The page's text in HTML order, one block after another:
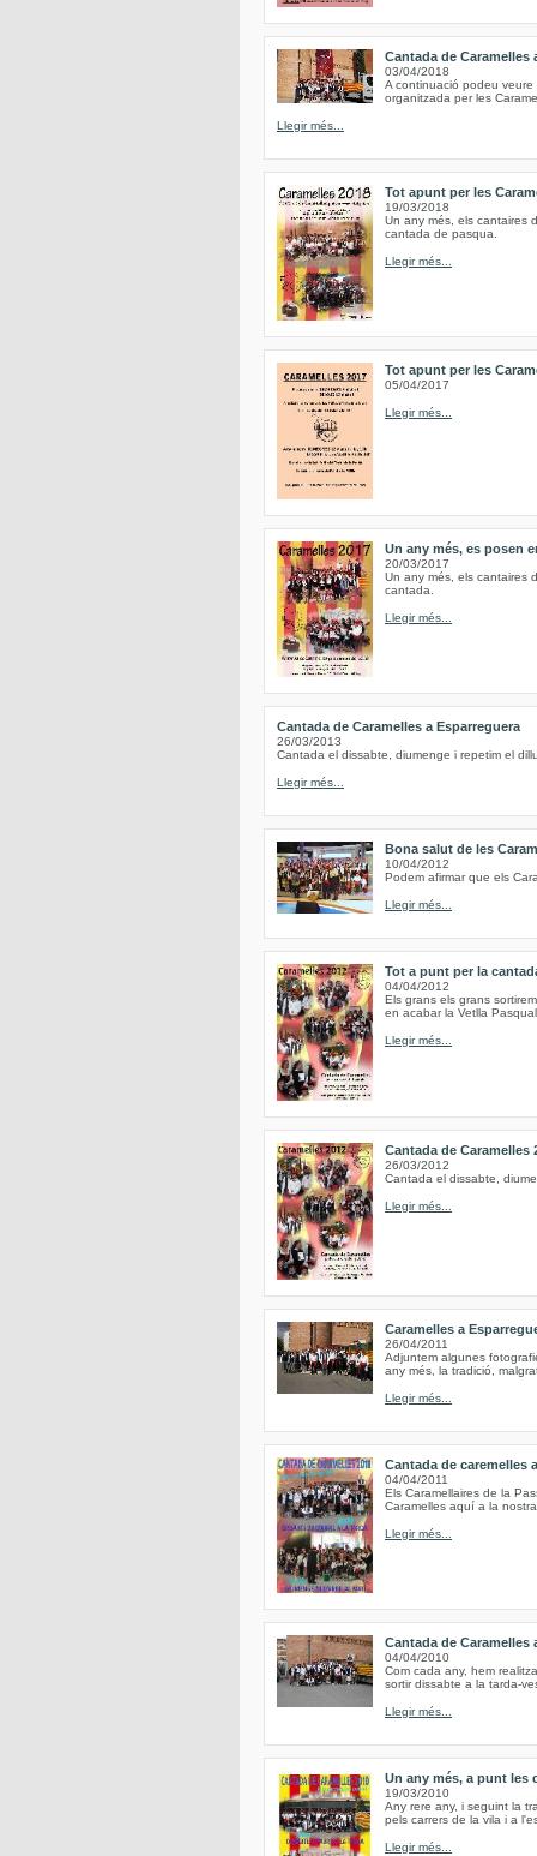
Cantada de Caramelles
03/04/2018
A continuació podeu
organitzada per les
Llegir més...
Tot apunt per les
19/03/2018
Un any més, els cantaires
cantada de pasqua.
Llegir més...
Tot apunt per les
05/04/2017
Llegir més...
Un any més, es posen
20/03/2017
Un any més, els cantaires
cantada.
Llegir més...
Cantada de Caramelles a Esparreguera
26/03/2013
Cantada el dissabte, diumenge i repetim el
Llegir més...
Bona salut de les
10/04/2012
Podem afirmar que els
Llegir més...
Tot a punt per la
04/04/2012
Els grans els grans
en acabar la Vetlla
Llegir més...
Cantada de Caramelles
26/03/2012
Cantada el dissabte,
Llegir més...
Caramelles a
26/04/2011
Adjuntem algunes
any més, la tradició,
Llegir més...
Cantada de caremelles
04/04/2011
Els Caramellaires de la
Caramelles aquí a la
Llegir més...
Cantada de Caramelles
04/04/2010
Com cada any, hem
sortir dissabte a la tarda-
Llegir més...
Un any més, a punt les
19/03/2010
Any rere any, i seguint la
pels carrers de la vila i a
Llegir més...